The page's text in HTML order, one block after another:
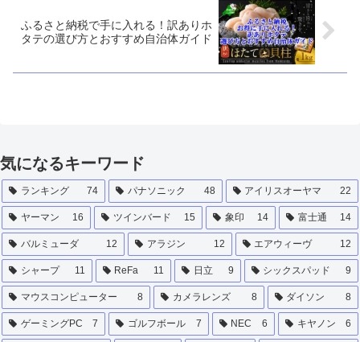
ふるさと納税で手に入れる！訳ありホ
タテの選び方とおすすめ自治体ガイド
気になるキーワード
ランキング 74 パナソニック 48 アイリスオーヤマ 22
ヤーマン 16 ツインバード 15 象印 14 富士通 14
バルミューダ 12 アラジン 12 エアウィーヴ 12
シャープ 11 ReFa 11 日立 9 シックスパッド 9
マウスコンピューター 8 カメラレンズ 8 ダイソン 8
ゲーミングPC 7 ゴルフボール 7 NEC 6 キヤノン 6